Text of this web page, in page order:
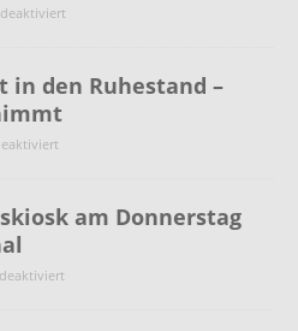
in den Ruhestand –
am Donnerstag